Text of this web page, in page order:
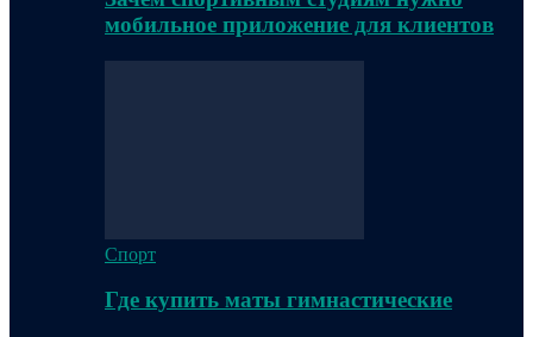
мобильное приложение для клиентов
Спорт
Где купить маты гимнастические